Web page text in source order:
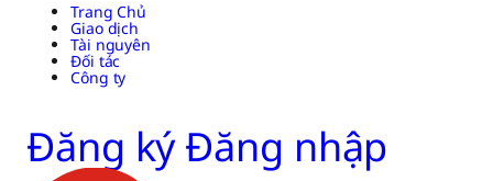
Trang Chủ
Giao dịch
Tài nguyên
Đối tác
Công ty
Đăng ký Đăng nhập